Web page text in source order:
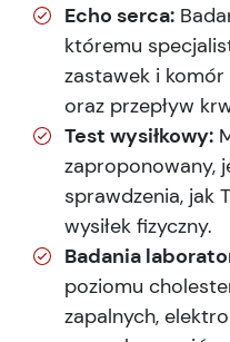
Echo serca:
któremu
zastawek i
oraz przepływ
Test wysiłkowy:
zaproponowany,
sprawdzenia, jak
wysiłek fizyczny.
Badania
poziomu
zapalnych,